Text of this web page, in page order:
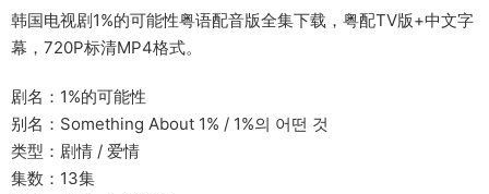
韩国电视剧1%的可能性粤语配音版全集下载，粤配TV版+中文字
幕，720P标清MP4格式。
剧名：1%的可能性
别名：Something About 1% / 1%의 어떤 것
类型：剧情 / 爱情
集数：13集